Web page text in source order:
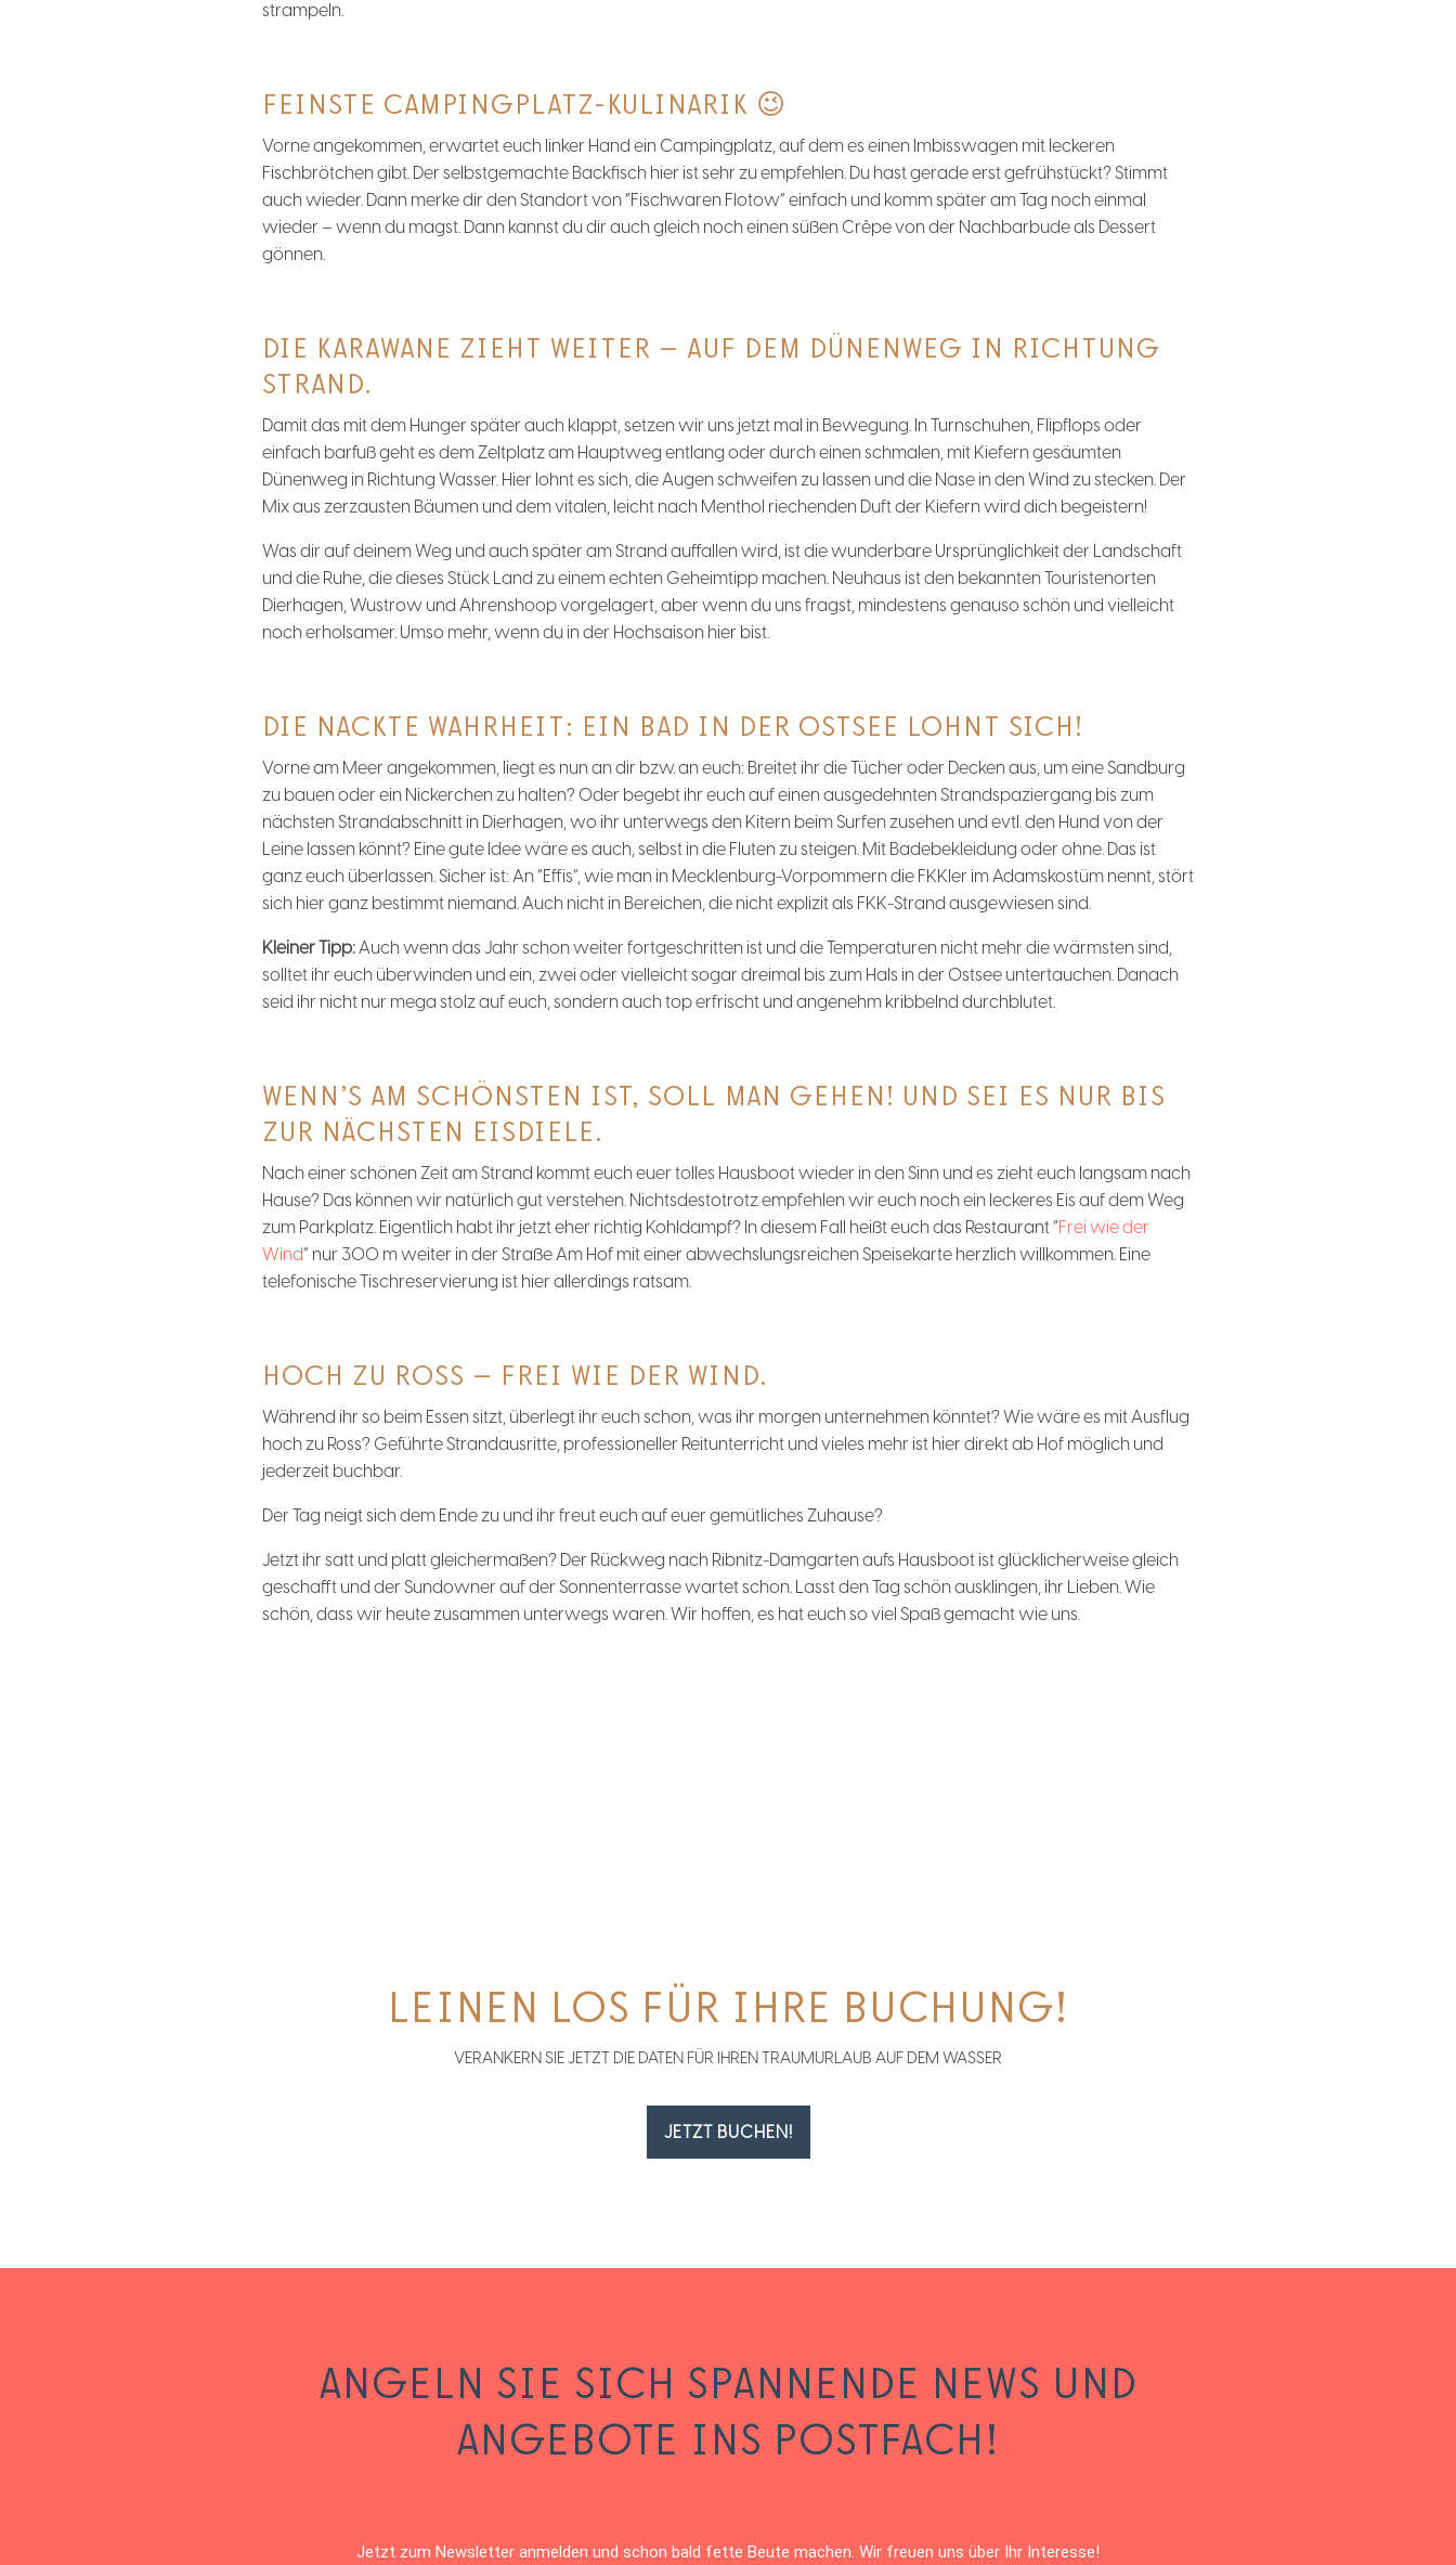
strampeln.
FEINSTE CAMPINGPLATZ-KULINARIK 😉
Vorne angekommen, erwartet euch linker Hand ein Campingplatz, auf dem es einen Imbisswagen mit leckeren
Fischbrötchen gibt. Der selbstgemachte Backfisch hier ist sehr zu empfehlen. Du hast gerade erst gefrühstückt? Stimmt
auch wieder. Dann merke dir den Standort von “Fischwaren Flotow” einfach und komm später am Tag noch einmal
wieder – wenn du magst. Dann kannst du dir auch gleich noch einen süßen Crêpe von der Nachbarbude als Dessert
gönnen.
DIE KARAWANE ZIEHT WEITER – AUF DEM DÜNENWEG IN RICHTUNG
STRAND.
Damit das mit dem Hunger später auch klappt, setzen wir uns jetzt mal in Bewegung. In Turnschuhen, Flipflops oder
einfach barfuß geht es dem Zeltplatz am Hauptweg entlang oder durch einen schmalen, mit Kiefern gesäumten
Dünenweg in Richtung Wasser. Hier lohnt es sich, die Augen schweifen zu lassen und die Nase in den Wind zu stecken. Der
Mix aus zerzausten Bäumen und dem vitalen, leicht nach Menthol riechenden Duft der Kiefern wird dich begeistern!
Was dir auf deinem Weg und auch später am Strand auffallen wird, ist die wunderbare Ursprünglichkeit der Landschaft
und die Ruhe, die dieses Stück Land zu einem echten Geheimtipp machen. Neuhaus ist den bekannten Touristenorten
Dierhagen, Wustrow und Ahrenshoop vorgelagert, aber wenn du uns fragst, mindestens genauso schön und vielleicht
noch erholsamer. Umso mehr, wenn du in der Hochsaison hier bist.
DIE NACKTE WAHRHEIT: EIN BAD IN DER OSTSEE LOHNT SICH!
Vorne am Meer angekommen, liegt es nun an dir bzw. an euch: Breitet ihr die Tücher oder Decken aus, um eine Sandburg
zu bauen oder ein Nickerchen zu halten? Oder begebt ihr euch auf einen ausgedehnten Strandspaziergang bis zum
nächsten Strandabschnitt in Dierhagen, wo ihr unterwegs den Kitern beim Surfen zusehen und evtl. den Hund von der
Leine lassen könnt? Eine gute Idee wäre es auch, selbst in die Fluten zu steigen. Mit Badebekleidung oder ohne. Das ist
ganz euch überlassen. Sicher ist: An “Effis”, wie man in Mecklenburg-Vorpommern die FKKler im Adamskostüm nennt, stört
sich hier ganz bestimmt niemand. Auch nicht in Bereichen, die nicht explizit als FKK-Strand ausgewiesen sind.
Kleiner Tipp:Auch wenn das Jahr schon weiter fortgeschritten ist und die Temperaturen nicht mehr die wärmsten sind,
solltet ihr euch überwinden und ein, zwei oder vielleicht sogar dreimal bis zum Hals in der Ostsee untertauchen. Danach
seid ihr nicht nur mega stolz auf euch, sondern auch top erfrischt und angenehm kribbelnd durchblutet.
WENN’S AM SCHÖNSTEN IST, SOLL MAN GEHEN! UND SEI ES NUR BIS
ZUR NÄCHSTEN EISDIELE.
Nach einer schönen Zeit am Strand kommt euch euer tolles Hausboot wieder in den Sinn und es zieht euch langsam nach
Hause? Das können wir natürlich gut verstehen. Nichtsdestotrotz empfehlen wir euch noch ein leckeres Eis auf dem Weg
zum Parkplatz. Eigentlich habt ihr jetzt eher richtig Kohldampf? In diesem Fall heißt euch das Restaurant “Frei wie der
Wind” nur 300 m weiter in der Straße Am Hof mit einer abwechslungsreichen Speisekarte herzlich willkommen. Eine
telefonische Tischreservierung ist hier allerdings ratsam.
HOCH ZU ROSS – FREI WIE DER WIND.
Während ihr so beim Essen sitzt, überlegt ihr euch schon, was ihr morgen unternehmen könntet? Wie wäre es mit Ausflug
hoch zu Ross? Geführte Strandausritte, professioneller Reitunterricht und vieles mehr ist hier direkt ab Hof möglich und
jederzeit buchbar.
Der Tag neigt sich dem Ende zu und ihr freut euch auf euer gemütliches Zuhause?
Jetzt ihr satt und platt gleichermaßen? Der Rückweg nach Ribnitz-Damgarten aufs Hausboot ist glücklicherweise gleich
geschafft und der Sundowner auf der Sonnenterrasse wartet schon. Lasst den Tag schön ausklingen, ihr Lieben. Wie
schön, dass wir heute zusammen unterwegs waren. Wir hoffen, es hat euch so viel Spaß gemacht wie uns.
LEINEN LOS FÜR IHRE BUCHUNG!
VERANKERN SIE JETZT DIE DATEN FÜR IHREN TRAUMURLAUB AUF DEM WASSER
JETZT BUCHEN!
ANGELN SIE SICH SPANNENDE NEWS UND
ANGEBOTE INS POSTFACH!
Jetzt zum Newsletter anmelden und schon bald fette Beute machen. Wir freuen uns über Ihr Interesse!